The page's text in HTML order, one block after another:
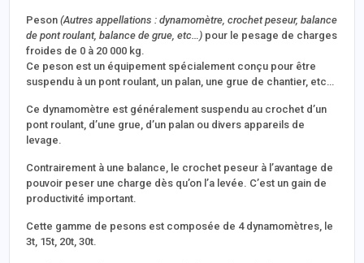
Peson(Autres appellations : dynamomètre, crochet peseur, balance
de pont roulant, balance de grue, etc…) pour le pesage de charges
froides de 0 à 20 000 kg.
Ce peson est un équipement spécialement conçu pour être
suspendu à un pont roulant, un palan, une grue de chantier, etc…
Ce dynamomètre est généralement suspendu au crochet d’un
pont roulant, d’une grue, d’un palan ou divers appareils de
levage.
Contrairement à une balance, le crochet peseur à l’avantage de
pouvoir peser une charge dès qu’on l’a levée. C’est un gain de
productivité important.
Cette gamme de pesons est composée de 4 dynamomètres, le
3t, 15t, 20t, 30t.